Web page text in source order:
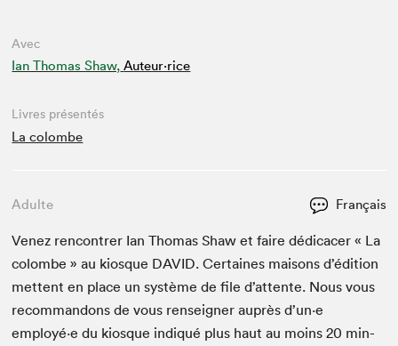
Avec
Ian Thomas Shaw, Auteur·rice
Livres présentés
La colombe
Adulte Français
Venez ren­con­tr­er Ian Thomas Shaw et faire dédi­cac­er « La
colombe » au kiosque DAVID. Cer­taines maisons d’édi­tion
met­tent en place un sys­tème de file d’at­tente. Nous vous
recom­man­dons de vous ren­seign­er auprès d’un·e
employé·e du kiosque indiqué plus haut au moins20 min­